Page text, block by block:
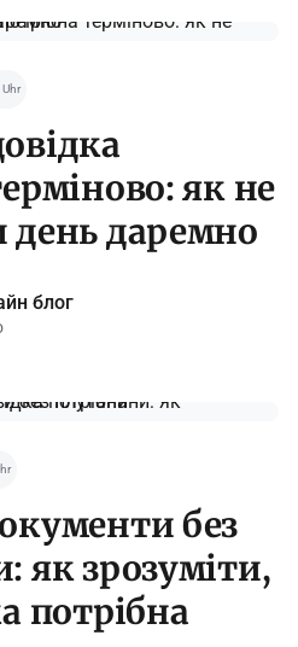
як не
день даремно
блог
без
як зрозуміти,
потрібна